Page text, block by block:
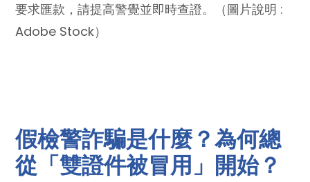
要求匯款，請提高警覺並即時查證。（圖片說明 :
Adobe Stock）
假檢警詐騙是什麼？為何總
從「雙證件被冒用」開始？